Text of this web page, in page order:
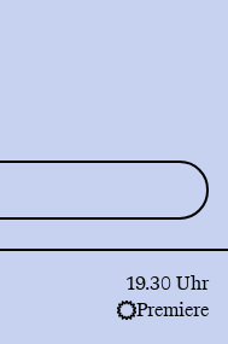
19.30 Uhr
Premiere